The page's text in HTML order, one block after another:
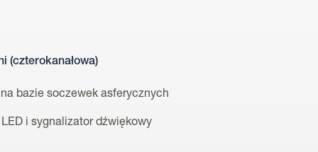
(czterokanałowa)
bazie soczewek asferycznych
i sygnalizator dźwiękowy